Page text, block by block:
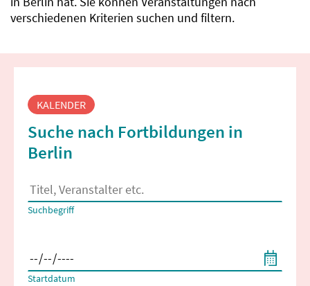
verschiedenen Kriterien suchen und filtern.
Fortbildungssuche
KALENDER
Suche nach Fortbildungen in
Berlin
Es erscheinen Suchvorschläge, wenn mindestens 2 Zeichen
Suchbegriff
Startdatum